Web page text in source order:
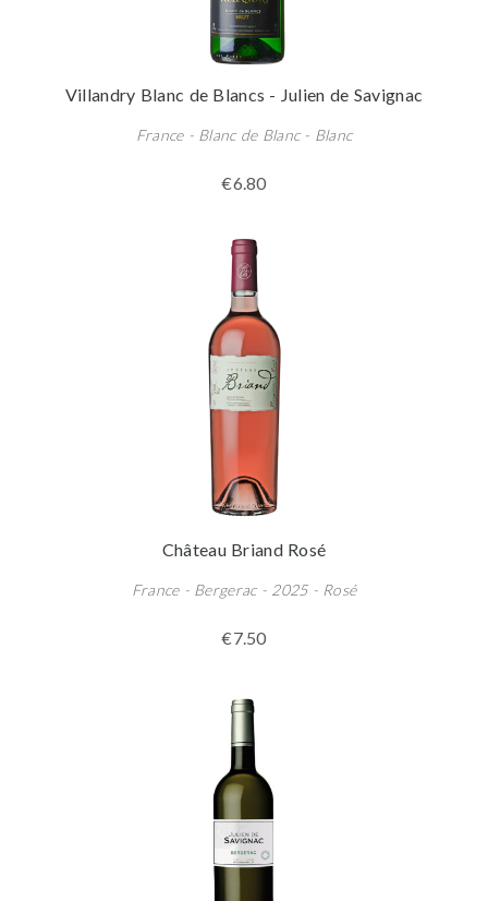
Villandry Blanc de Blancs - Julien de Savignac
France - Blanc de Blanc - Blanc
€6.80
Château Briand Rosé
France - Bergerac - 2025 - Rosé
€7.50